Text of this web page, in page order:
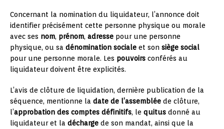
Concernant la nomination du liquidateur, l’annonce doit
identifier précisément cette personne physique ou morale
avec ses nom, prénom, adresse pour une personne
physique, ou sa dénomination sociale et son siège social
pour une personne morale. Les pouvoirs conférés au
liquidateur doivent être explicités.
L’avis de clôture de liquidation, dernière publication de la
séquence, mentionne la date de l’assemblée de clôture,
l’approbation des comptes définitifs, le quitus donné au
liquidateur et la décharge de son mandat, ainsi que la